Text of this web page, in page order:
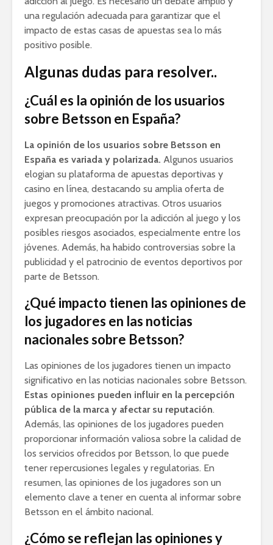
una regulación adecuada para garantizar que el
impacto de estas casas de apuestas sea lo más
positivo posible.
Algunas dudas para resolver..
¿Cuál es la opinión de los usuarios
sobre Betsson en España?
La opinión de los usuarios sobre Betsson en
España es variada y polarizada. Algunos usuarios
elogian su plataforma de apuestas deportivas y
casino en línea, destacando su amplia oferta de
juegos y promociones atractivas. Otros usuarios
expresan preocupación por la adicción al juego y los
posibles riesgos asociados, especialmente entre los
jóvenes. Además, ha habido controversias sobre la
publicidad y el patrocinio de eventos deportivos por
parte de Betsson.
¿Qué impacto tienen las opiniones de
los jugadores en las noticias
nacionales sobre Betsson?
Las opiniones de los jugadores tienen un impacto
significativo en las noticias nacionales sobre Betsson.
Estas opiniones pueden influir en la percepción
pública de la marca y afectar su reputación.
Además, las opiniones de los jugadores pueden
proporcionar información valiosa sobre la calidad de
los servicios ofrecidos por Betsson, lo que puede
tener repercusiones legales y regulatorias. En
resumen, las opiniones de los jugadores son un
elemento clave a tener en cuenta al informar sobre
Betsson en el ámbito nacional.
¿Cómo se reflejan las opiniones y